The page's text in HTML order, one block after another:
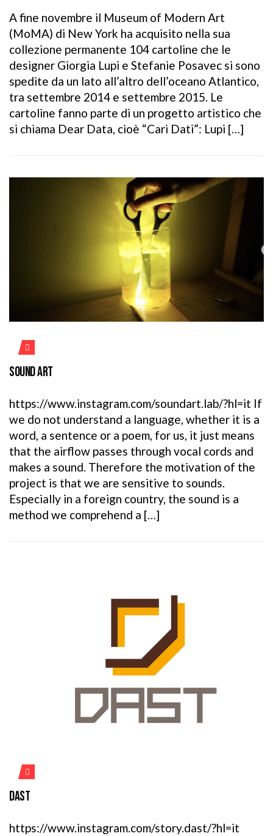
A fine novembre il Museum of Modern Art
(MoMA) di New York ha acquisito nella sua
collezione permanente 104 cartoline che le
designer Giorgia Lupi e Stefanie Posavec si sono
spedite da un lato all’altro dell’oceano Atlantico,
tra settembre 2014 e settembre 2015. Le
cartoline fanno parte di un progetto artistico che
si chiama Dear Data, cioè “Cari Dati”: Lupi […]
SOUND ART
https://www.instagram.com/soundart.lab/?hl=it If
we do not understand a language, whether it is a
word, a sentence or a poem, for us, it just means
that the airflow passes through vocal cords and
makes a sound. Therefore the motivation of the
project is that we are sensitive to sounds.
Especially in a foreign country, the sound is a
method we comprehend a […]
DAST
https://www.instagram.com/story.dast/?hl=it